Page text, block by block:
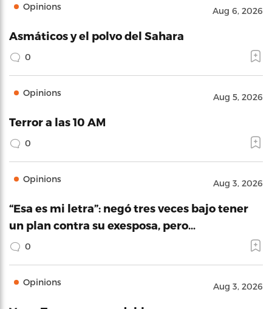
Opinions Aug 6, 2026
Asmáticos y el polvo del Sahara
0
Opinions Aug 5, 2026
Terror a las 10 AM
0
Opinions Aug 3, 2026
“Esa es mi letra”: negó tres veces bajo tener
un plan contra su exesposa, pero…
0
Opinions Aug 3, 2026